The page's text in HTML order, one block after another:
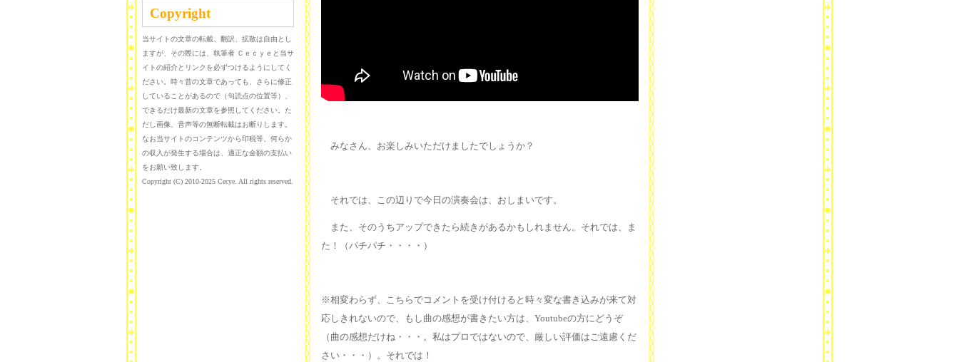
みなさん、お楽しみいただけましたでしょうか？
それでは、この辺りで今日の演奏会は、おしまいです。
また、そのうちアップできたら続きがあるかもしれません。それでは、ま
た！（パチパチ・・・・）
※相変わらず、こちらでコメントを受け付けると時々変な書き込みが来て対
応しきれないので、もし曲の感想が書きたい方は、Youtubeの方にどうぞ
（曲の感想だけね・・・。私はプロではないので、厳しい評価はご遠慮くだ
さい・・・）。それでは！
Copyright
当サイトの文章の転載、翻訳、拡散は自由とし
ますが、その際には、執筆者 Ｃｅｃｙｅと当サ
イトの紹介とリンクを必ずつけるようにしてく
ださい。時々昔の文章であっても、さらに修正
していることがあるので（句読点の位置等）、
できるだけ最新の文章を参照してください。た
だし画像、音声等の無断転載はお断りします。
なお当サイトのコンテンツから印税等、何らか
の収入が発生する場合は、適正な金額の支払い
をお願い致します。
Copyright (C) 2010-2025 Cecye. All rights reserved.